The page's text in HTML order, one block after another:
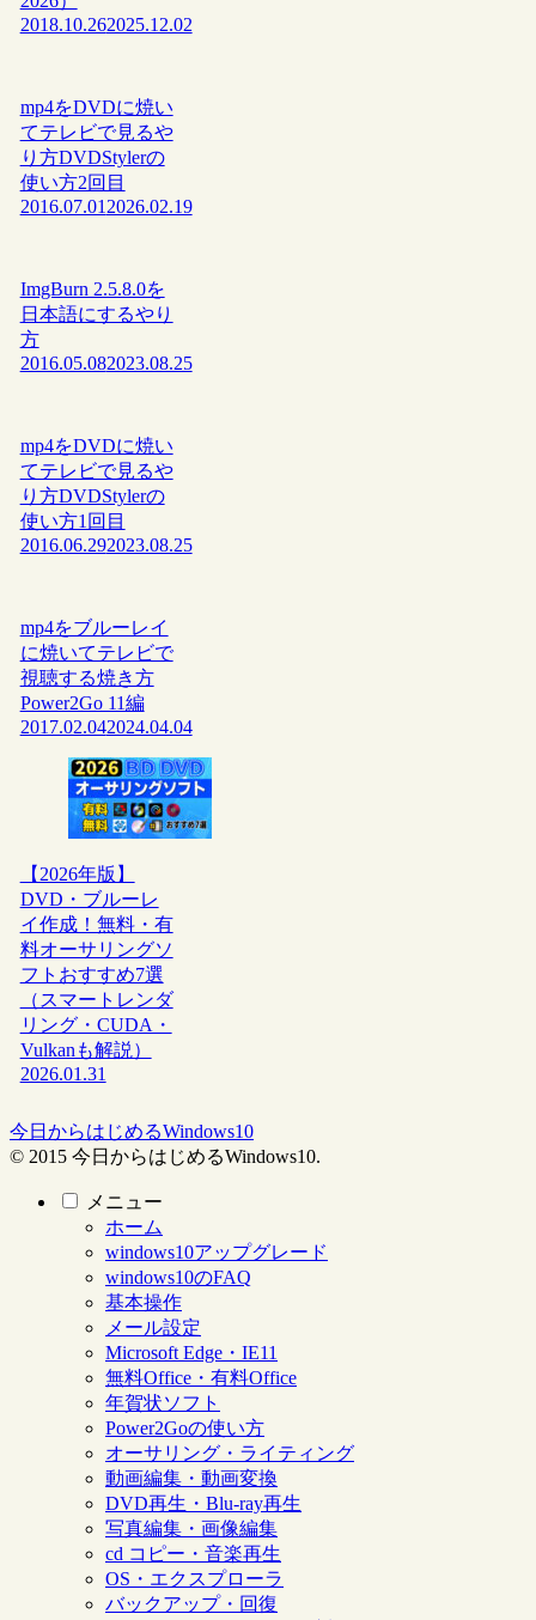
2018.10.262025.12.02
mp4をDVDに焼い
てテレビで見るや
り方DVDStylerの
使い方2回目
2016.07.01 2026.02.19
ImgBurn 2.5.8.0を
日本語にするやり
方
2016.05.082023.08.25
mp4をDVDに焼い
てテレビで見るや
り方DVDStylerの
使い方1回目
2016.06.292023.08.25
mp4をブルーレイ
に焼いてテレビで
視聴する焼き方
Power2Go 11編
2017.02.042024.04.04
【2026年版】
DVD・ブルーレ
イ作成！無料・有
料オーサリングソ
フトおすすめ7選
（スマートレンダ
リング・CUDA・
Vulkanも解説）
2026.01.31
今日からはじめるWindows10
© 2015 今日からはじめるWindows10.
メニュー
ホーム
windows10アップグレード
windows10のFAQ
基本操作
メール設定
Microsoft Edge・IE11
無料Office・有料Office
年賀状ソフト
Power2Goの使い方
オーサリング・ライティング
動画編集・動画変換
DVD再生・Blu-ray再生
写真編集・画像編集
cd コピー・音楽再生
OS・エクスプローラ
バックアップ・回復